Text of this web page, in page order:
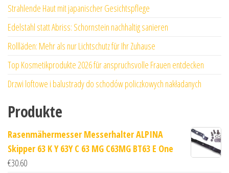
Strahlende Haut mit japanischer Gesichtspflege
Edelstahl statt Abriss: Schornstein nachhaltig sanieren
Rollläden: Mehr als nur Lichtschutz für Ihr Zuhause
Top Kosmetikprodukte 2026 für anspruchsvolle Frauen entdecken
Drzwi loftowe i balustrady do schodów policzkowych nakładanych
Produkte
Rasenmähermesser Messerhalter ALPINA
Skipper 63 K Y 63Y C 63 MG C63MG BT63 E One
€30.60